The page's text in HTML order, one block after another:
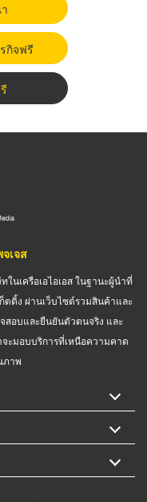
กิจฟรี
เจส
นเครือเอไอเอส ในฐานะผู้นำที่
ติ้ง ผ่านเว็บไซต์รวมสินค้าและ
สอบและยืนยันตัวตนจริง และ
ะมอบบริการที่เหนือความคาด
ภาพ